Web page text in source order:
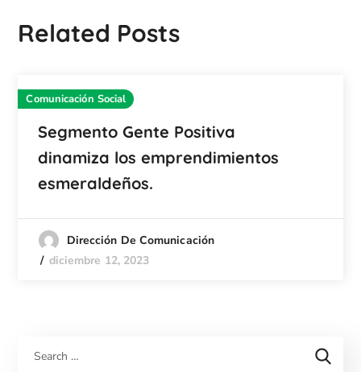
Related Posts
Comunicación Social
Segmento Gente Positiva
dinamiza los emprendimientos
esmeraldeños.
Dirección De Comunicación
diciembre 12, 2023